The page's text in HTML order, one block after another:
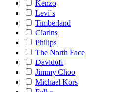
Kenzo
Levi´s
Timberland
Clarins
Philips
The North Face
Davidoff
Jimmy Choo
Michael Kors